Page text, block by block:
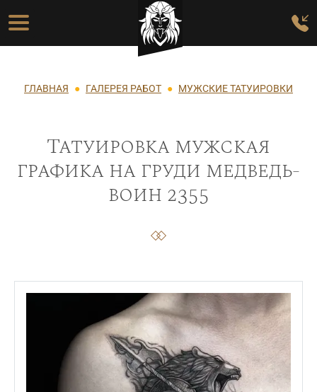
Перейти к основному содержанию
Основная навигация
Строка навигации
ГЛАВНАЯ ГАЛЕРЕЯ РАБОТ МУЖСКИЕ ТАТУИРОВКИ
Татуировка мужская
графика на груди медведь-
воин 2355